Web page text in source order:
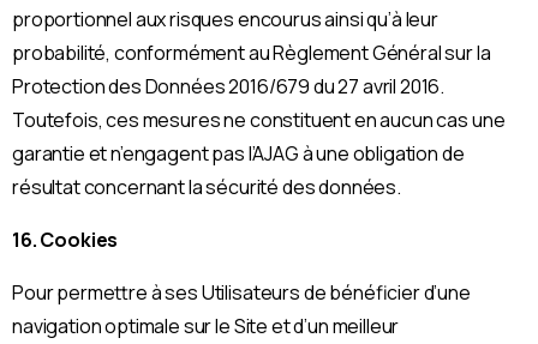
proportionnel aux risques encourus ainsi qu’à leur
probabilité, conformément au Règlement Général sur la
Protection des Données 2016/679 du 27 avril 2016.
Toutefois, ces mesures ne constituent en aucun cas une
garantie et n’engagent pas l’AJAG à une obligation de
résultat concernant la sécurité des données.
16. Cookies
Pour permettre à ses Utilisateurs de bénéficier d’une
navigation optimale sur le Site et d’un meilleur